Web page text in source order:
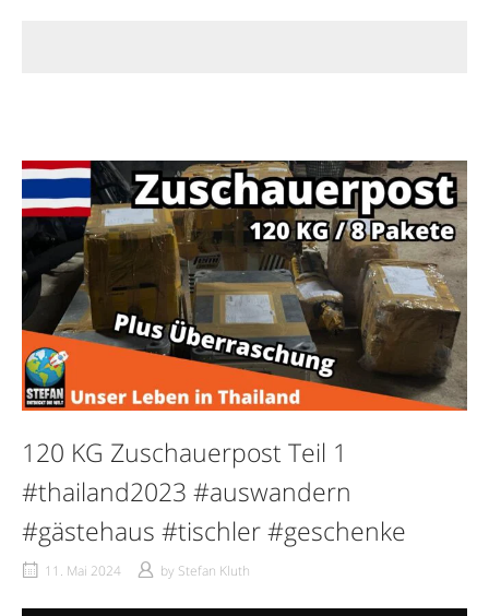
120 KG Zuschauerpost Teil 1
#thailand2023 #auswandern
#gästehaus #tischler #geschenke
11. Mai 2024 by Stefan Kluth